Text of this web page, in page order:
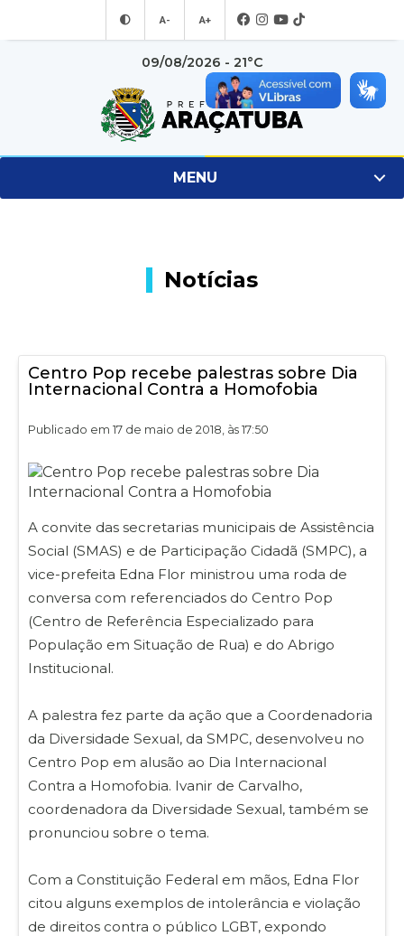
A- A+
09/08/2026 - 21°C
MENU
Notícias
Centro Pop recebe palestras sobre Dia
Internacional Contra a Homofobia
Publicado em 17 de maio de 2018, às 17:50
A convite das secretarias municipais de Assistência
Social (SMAS) e de Participação Cidadã (SMPC), a
vice-prefeita Edna Flor ministrou uma roda de
conversa com referenciados do Centro Pop
(Centro de Referência Especializado para
População em Situação de Rua) e do Abrigo
Institucional.
A palestra fez parte da ação que a Coordenadoria
da Diversidade Sexual, da SMPC, desenvolveu no
Centro Pop em alusão ao Dia Internacional
Contra a Homofobia. Ivanir de Carvalho,
coordenadora da Diversidade Sexual, também se
pronunciou sobre o tema.
Com a Constituição Federal em mãos, Edna Flor
citou alguns exemplos de intolerância e violação
de direitos contra o público LGBT, expondo